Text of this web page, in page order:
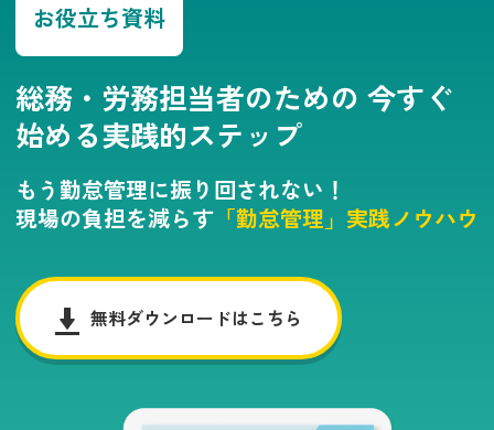
お役立ち資料
総務・労務担当者のための 今すぐ
始める実践的ステップ
もう勤怠管理に振り回されない！
現場の負担を減らす 「勤怠管理」実践ノウハウ
無料ダウンロードはこちら